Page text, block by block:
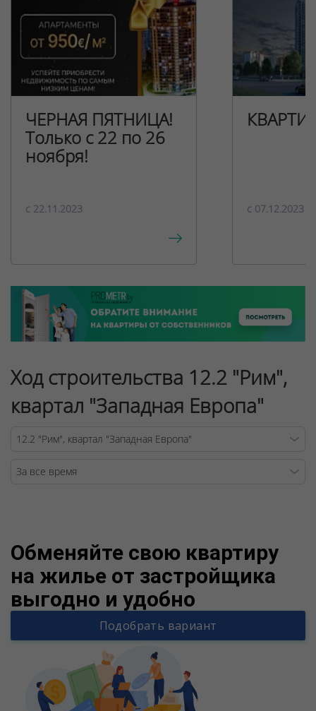
ЧЕРНАЯ ПЯТНИЦА!
Только с 22 по 26
ноября!
c 22.11.2023 c 07.12.2023
Ход строительства 12.2 "Рим",
квартал "Западная Европа"
Обменяйте свою квартиру
на жилье от застройщика
выгодно и удобно
Подобрать вариант